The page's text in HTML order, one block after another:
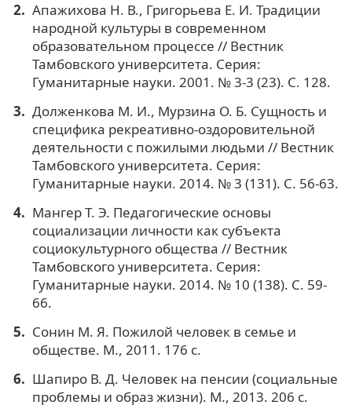
Апажихова Н. В., Григорьева Е. И. Традиции
народной культуры в современном
образовательном процессе // Вестник
Тамбовского университета. Серия:
Гуманитарные науки. 2001. № 3-3 (23). С. 128.
Долженкова М. И., Мурзина О. Б. Сущность и
специфика рекреативно-оздоровительной
деятельности с пожилыми людьми // Вестник
Тамбовского университета. Серия:
Гуманитарные науки. 2014. № 3 (131). С. 56-63.
Мангер Т. Э. Педагогические основы
социализации личности как субъекта
социокультурного общества // Вестник
Тамбовского университета. Серия:
Гуманитарные науки. 2014. № 10 (138). С. 59-
66.
Сонин М. Я. Пожилой человек в семье и
обществе. М., 2011. 176 с.
Шапиро В. Д. Человек на пенсии (социальные
проблемы и образ жизни). М., 2013. 206 с.